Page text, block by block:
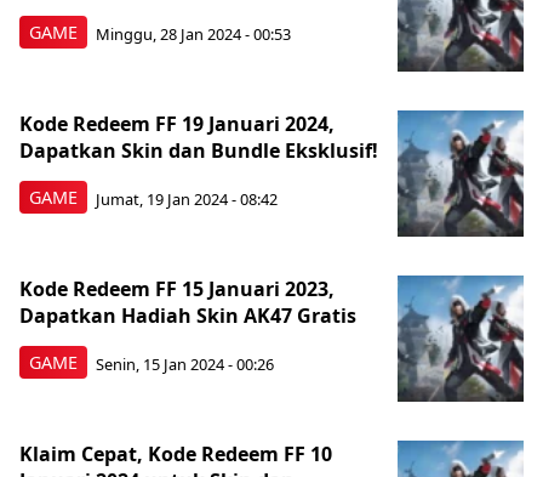
GAME Minggu, 28 Jan 2024 - 00:53
GAME
Kode Redeem FF 19 Januari 2024,
Dapatkan Skin dan Bundle Eksklusif!
Jumat, 19 Jan 2024 - 08:42
GAME
Kode Redeem FF 15 Januari 2023,
Dapatkan Hadiah Skin AK47 Gratis
Senin, 15 Jan 2024 - 00:26
Klaim Cepat, Kode Redeem FF 10